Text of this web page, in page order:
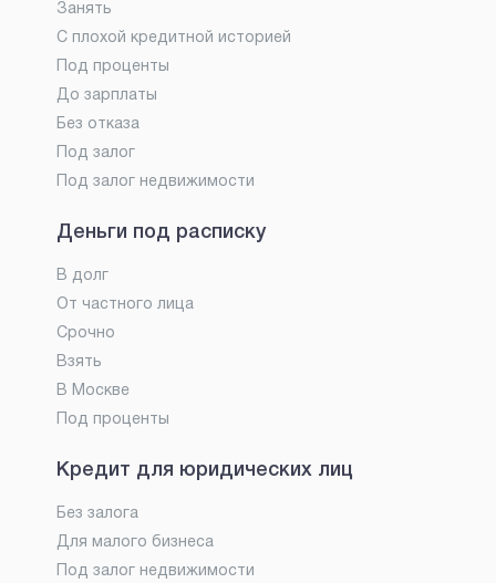
Занять
С плохой кредитной историей
Под проценты
До зарплаты
Без отказа
Под залог
Под залог недвижимости
Деньги под расписку
В долг
От частного лица
Срочно
Взять
В Москве
Под проценты
Кредит для юридических лиц
Без залога
Для малого бизнеса
Под залог недвижимости